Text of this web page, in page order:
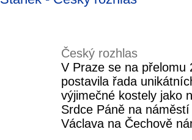
Český rozhlas
V Praze se na přelomu
postavila řada
výjimečné kostely jako
Srdce Páně na
Václava na Čechově